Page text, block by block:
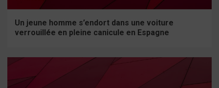
Un jeune homme s’endort dans une voiture
verrouillée en pleine canicule en Espagne